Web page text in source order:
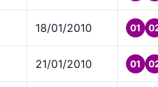
18/01/2010 01
21/01/2010 01